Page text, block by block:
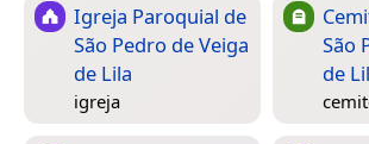
Igreja Paroquial de
São Pedro de Veiga
de Lila
igreja
São
de